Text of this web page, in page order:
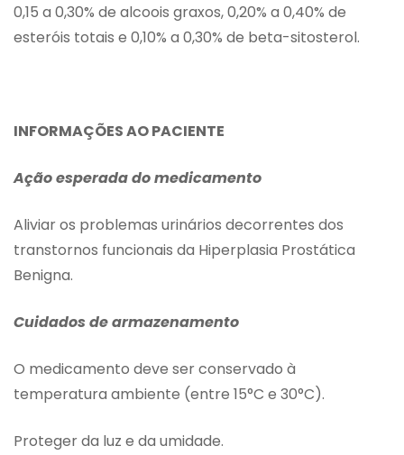
0,15 a 0,30% de alcoois graxos, 0,20% a 0,40% de
esteróis totais e 0,10% a 0,30% de beta-sitosterol.
INFORMAÇÕES AO PACIENTE
Ação esperada do medicamento
Aliviar os problemas urinários decorrentes dos
transtornos funcionais da Hiperplasia Prostática
Benigna.
Cuidados de armazenamento
O medicamento deve ser conservado à
temperatura ambiente (entre 15°C e 30°C).
Proteger da luz e da umidade.